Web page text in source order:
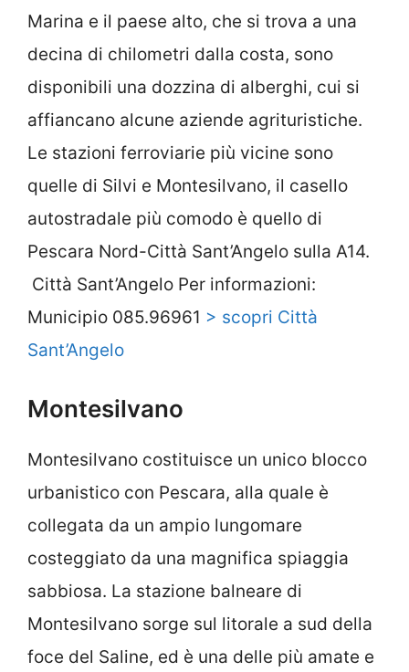
Marina e il paese alto, che si trova a una
decina di chilometri dalla costa, sono
disponibili una dozzina di alberghi, cui si
affiancano alcune aziende agrituristiche.
Le stazioni ferroviarie più vicine sono
quelle di Silvi e Montesilvano, il casello
autostradale più comodo è quello di
Pescara Nord-Città Sant’Angelo sulla A14.
Città Sant’Angelo Per informazioni:
Municipio 085.96961 > scopri Città
Sant’Angelo
Montesilvano
Montesilvano costituisce un unico blocco
urbanistico con Pescara, alla quale è
collegata da un ampio lungomare
costeggiato da una magnifica spiaggia
sabbiosa. La stazione balneare di
Montesilvano sorge sul litorale a sud della
foce del Saline, ed è una delle più amate e